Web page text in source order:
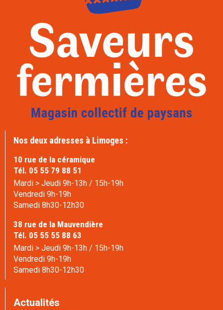
Nos deux adresses à Limoges :
10 rue de la céramique
Tél. 05 55 79 88 51
Mardi > Jeudi 9h-13h / 15h-19h
Vendredi 9h-19h
Samedi 8h30-12h30
38 rue de la Mauvendière
Tél. 05 55 55 88 63
Mardi > Jeudi 9h-13h / 15h-19h
Vendredi 9h-19h
Samedi 8h30-12h30
Actualités